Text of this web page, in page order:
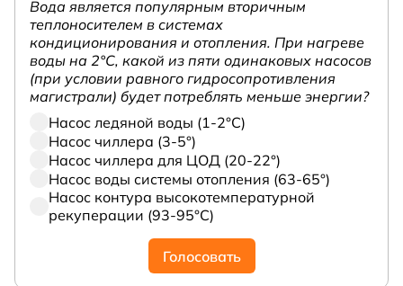
Вода является популярным вторичным
теплоносителем в системах
кондиционирования и отопления. При нагреве
воды на 2°С, какой из пяти одинаковых насосов
(при условии равного гидросопротивления
магистрали) будет потреблять меньше энергии?
Насос ледяной воды (1-2°С)
Насос чиллера (3-5°)
Насос чиллера для ЦОД (20-22°)
Насос воды системы отопления (63-65°)
Насос контура высокотемпературной
рекуперации (93-95°С)
Голосовать